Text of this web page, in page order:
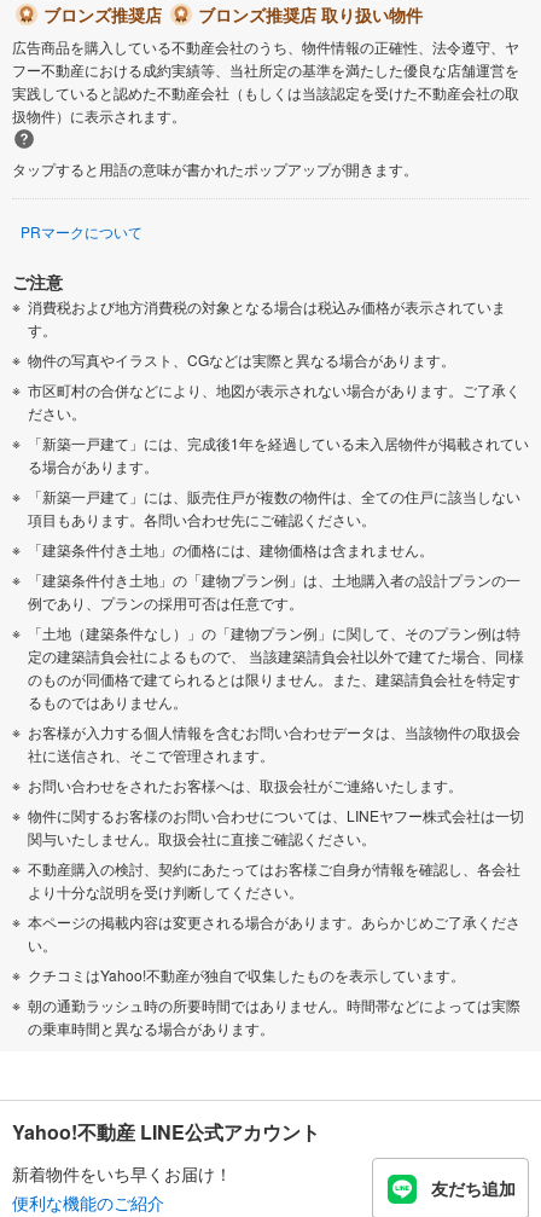
ブロンズ推奨店
ブロンズ推奨店 取り扱い物件
広告商品を購入している不動産会社のうち、物件情報の正確性、法令遵守、ヤ
フー不動産における成約実績等、当社所定の基準を満たした優良な店舗運営を
実践していると認めた不動産会社（もしくは当該認定を受けた不動産会社の取
扱物件）に表示されます。
タップすると用語の意味が書かれたポップアップが開きます。
PRマークについて
ご注意
消費税および地方消費税の対象となる場合は税込み価格が表示されていま
す。
物件の写真やイラスト、CGなどは実際と異なる場合があります。
市区町村の合併などにより、地図が表示されない場合があります。ご了承く
ださい。
「新築一戸建て」には、完成後1年を経過している未入居物件が掲載されてい
る場合があります。
「新築一戸建て」には、販売住戸が複数の物件は、全ての住戸に該当しない
項目もあります。各問い合わせ先にご確認ください。
「建築条件付き土地」の価格には、建物価格は含まれません。
「建築条件付き土地」の「建物プラン例」は、土地購入者の設計プランの一
例であり、プランの採用可否は任意です。
「土地（建築条件なし）」の「建物プラン例」に関して、そのプラン例は特
定の建築請負会社によるもので、 当該建築請負会社以外で建てた場合、同様
のものが同価格で建てられるとは限りません。また、建築請負会社を特定す
るものではありません。
お客様が入力する個人情報を含むお問い合わせデータは、当該物件の取扱会
社に送信され、そこで管理されます。
お問い合わせをされたお客様へは、取扱会社がご連絡いたします。
物件に関するお客様のお問い合わせについては、LINEヤフー株式会社は一切
関与いたしません。取扱会社に直接ご確認ください。
不動産購入の検討、契約にあたってはお客様ご自身が情報を確認し、各会社
より十分な説明を受け判断してください。
本ページの掲載内容は変更される場合があります。あらかじめご了承くださ
い。
クチコミはYahoo!不動産が独自で収集したものを表示しています。
朝の通勤ラッシュ時の所要時間ではありません。時間帯などによっては実際
の乗車時間と異なる場合があります。
Yahoo!不動産 LINE公式アカウント
新着物件をいち早くお届け！
便利な機能のご紹介
友だち追加